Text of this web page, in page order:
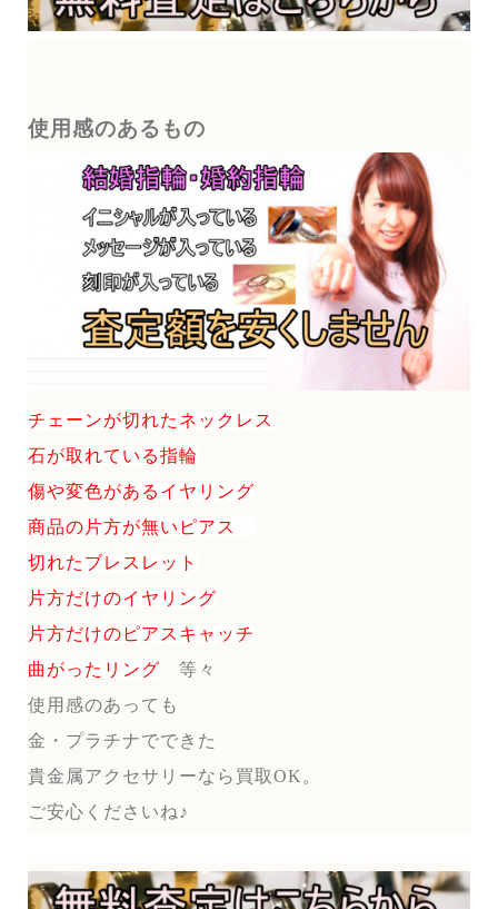
使用感のあるもの
チェーンが切れたネックレス
石が取れている指輪
傷や変色があるイヤリング
商品の片方が無いピアス
切れたブレスレット
片方だけのイヤリング
片方だけのピアスキャッチ
曲がったリング
等々
使用感のあっても
金・プラチナでできた
貴金属アクセサリーなら買取OK。
ご安心くださいね♪